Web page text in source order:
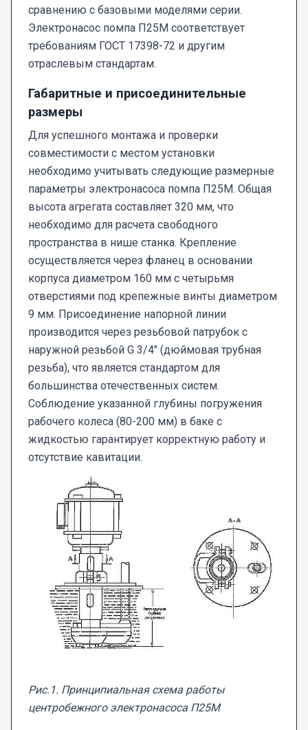
сравнению с базовыми моделями серии.
Электронасос помпа П25М соответствует
требованиям ГОСТ 17398-72 и другим
отраслевым стандартам.
Габаритные и присоединительные
размеры
Для успешного монтажа и проверки
совместимости с местом установки
необходимо учитывать следующие размерные
параметры электронасоса помпа П25М. Общая
высота агрегата составляет 320 мм, что
необходимо для расчета свободного
пространства в нише станка. Крепление
осуществляется через фланец в основании
корпуса диаметром 160 мм с четырьмя
отверстиями под крепежные винты диаметром
9 мм. Присоединение напорной линии
производится через резьбовой патрубок с
наружной резьбой G 3/4" (дюймовая трубная
резьба), что является стандартом для
большинства отечественных систем.
Соблюдение указанной глубины погружения
рабочего колеса (80-200 мм) в баке с
жидкостью гарантирует корректную работу и
отсутствие кавитации.
Рис.1. Принципиальная схема работы
центробежного электронасоса П25М